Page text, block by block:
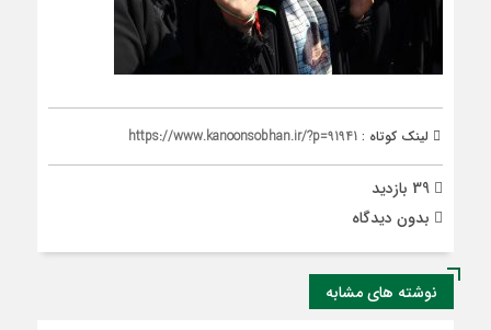
لینک کوتاه : https://www.kanoonsobhan.ir/?p=91941
بدون دیدگاه
نوشته های مشابه